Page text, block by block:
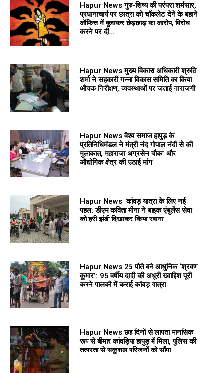
Hapur News गुरु-शिष्य की परंपरा शर्मसार,
प्रधानाचार्य पर छात्रा को चॉकलेट देने के बहाने
ऑफिस में बुलाकर छेड़छाड़ का आरोप, विरोध
करने पर दी...
Hapur News मुख्य विकास अधिकारी श्रुति
शर्मा ने सहकारी गन्ना विकास समिति का किया
औचक निरीक्षण, व्यवस्थाओं पर जताई नाराजगी
Hapur News वैश्य समाज हापुड़ के
प्रतिनिधिमंडल ने मंत्री नंद गोपाल नंदी से की
मुलाकात, महाराजा अग्रसेन चौक’ और
औद्योगिक क्षेत्र की उठाई मांग
Hapur News कांवड़ यात्रा के लिए नई
पहल: डीएम कविता मीना ने बाइक एंबुलेंस सेवा
को हरी झंडी दिखाकर किया रवाना
Hapur News 25 पोते बने आधुनिक ‘श्रवण
कुमार’: 95 वर्षीय दादी की अधूरी ख्वाहिश पूरी
करने पालकी में कराई कांवड़ यात्रा
Hapur News छह दिनों से लापता मानसिक
रूप से बीमार कांवड़िया हापुड़ में मिला, पुलिस की
तत्परता से सकुशल परिजनों को सौंपा